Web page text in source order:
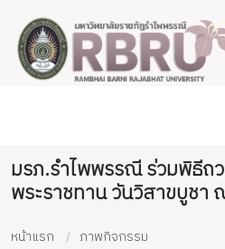
มรภ.รำไพพรรณี ร่วมพิธีถ
พระราชทาน วันวิสาขบูชา
หน้าแรก ภาพกิจกรรม